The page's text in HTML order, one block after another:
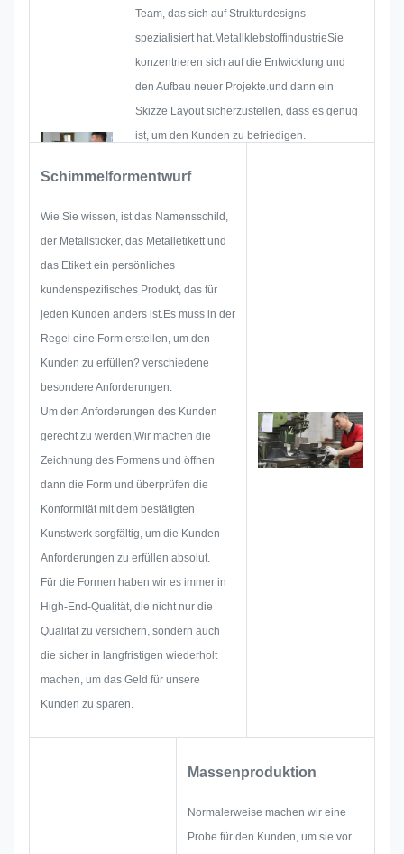
Team, das sich auf Strukturdesigns
spezialisiert hat.MetallklebstoffindustrieSie
konzentrieren sich auf die Entwicklung und
den Aufbau neuer Projekte.und dann ein
Skizze Layout sicherzustellen, dass es genug
ist, um den Kunden zu befriedigen.
Namensschildes, eines Metallstickers, eines
Schimmelformentwurf
Wie Sie wissen, ist das Namensschild,
der Metallsticker, das Metalletikett und
das Etikett ein persönliches
kundenspezifisches Produkt, das für
jeden Kunden anders ist.Es muss in der
Regel eine Form erstellen, um den
Kunden zu erfüllen? verschiedene
besondere Anforderungen.
Um den Anforderungen des Kunden
gerecht zu werden,Wir machen die
Zeichnung des Formens und öffnen
dann die Form und überprüfen die
Konformität mit dem bestätigten
Kunstwerk sorgfältig, um die Kunden
Anforderungen zu erfüllen absolut.
Für die Formen haben wir es immer in
High-End-Qualität, die nicht nur die
Qualität zu versichern, sondern auch
die sicher in langfristigen wiederholt
machen, um das Geld für unsere
Kunden zu sparen.
Massenproduktion
Normalerweise machen wir eine
Probe für den Kunden, um sie vor